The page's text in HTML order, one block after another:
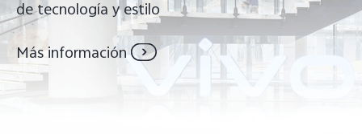
de tecnología y estilo
Más información